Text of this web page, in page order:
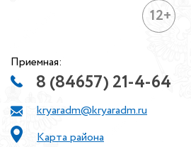
12+
Приемная:
8 (84657) 21-4-64
kryaradm@kryaradm.ru
Карта района